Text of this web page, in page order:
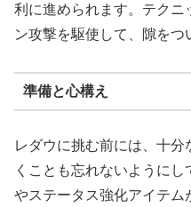
利に進められます。テクニ
ン攻撃を駆使して、隙をつ
準備と心構え
レダウに挑む前には、十
くことも忘れないように
やステータス強化アイテム